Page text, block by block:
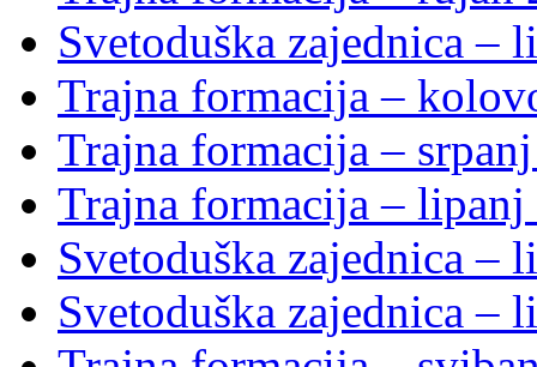
Svetoduška zajednica –
Trajna formacija –
Trajna formacija –
Trajna formacija – lipanj
Svetoduška zajednica –
Svetoduška zajednica –